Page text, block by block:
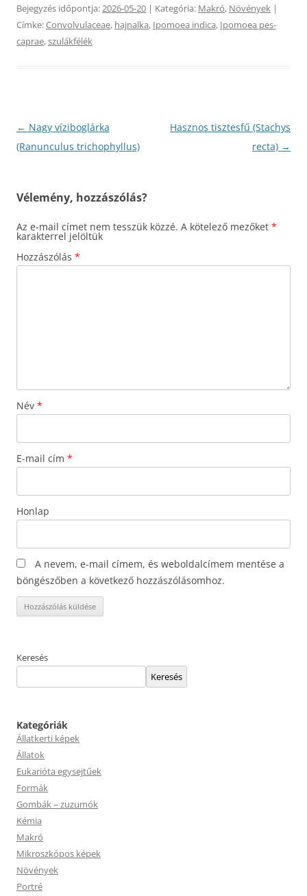
Bejegyzés időpontja:2026-05-20 | Kategória: Makró, Növények |
Címke:Convolvulaceae, hajnalka, Ipomoea indica, Ipomoea pes-
caprae,szulákfélék
Bejegyzés
navigáció
← Nagy víziboglárka
(Ranunculus trichophyllus)
Hasznos tisztesfű (Stachys
recta) →
Vélemény, hozzászólás?
Az e-mail címet nem tesszük közzé. A kötelező mezőket *
karakterrel jelöltük
Hozzászólás *
Név *
E-mail cím *
Honlap
A nevem, e-mail címem, és weboldalcímem mentése a
böngészőben a következő hozzászólásomhoz.
Keresés
Keresés
Kategóriák
Állatkerti képek
Állatok
Eukarióta egysejtűek
Formák
Gombák – zuzumók
Kémia
Makró
Mikroszkópos képek
Növények
Portré